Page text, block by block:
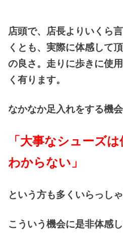
店頭で、店長よりいくら
くとも、実際に体感して
の良さ。走りに歩きに使
く有ります。
なかなか足入れをする機会
「大事なシューズ
わからない」
という方も多くいらっし
こういう機会に是非体感し